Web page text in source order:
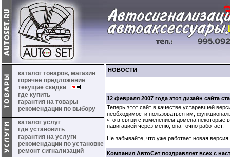
каталог товаров, магазин
горячее предложение
текущие скидки
где купить
гарантия на товары
рекомендации по выбору
каталог услуг
где установить
гарантия на услуги
рекомендации по установке
ремонт сигнализаций
НОВОСТИ
12 февраля 2007 года этот дизайн сайта
Теперь этот сайт в качестве устаревшей
необходимости пользоваться им,
что в связи с изменением домена некоторые
навигацией через меню, она точно работает.
Не забывайте, что уже работает новая
Компания АвтоСет поздравляет всех с